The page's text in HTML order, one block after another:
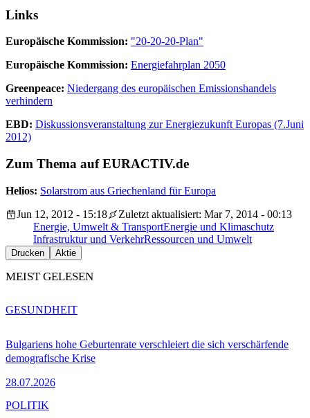
Links
Europäische Kommission: "20-20-20-Plan"
Europäische Kommission: Energiefahrplan 2050
Greenpeace: Niedergang des europäischen Emissionshandels
verhindern
EBD: Diskussionsveranstaltung zur Energiezukunft Europas (7.Juni
2012)
Zum Thema auf EURACTIV.de
Helios: Solarstrom aus Griechenland für Europa
Jun 12, 2012 - 15:18
Zuletzt aktualisiert: Mar 7, 2014 - 00:13
Energie, Umwelt & TransportEnergie und Klimaschutz
Infrastruktur und VerkehrRessourcen und Umwelt
Drucken Aktie
MEIST GELESEN
Bulgariens hohe Geburtenrate verschleiert die sich verschärfende
demografische Krise
28.07.2026
GESUNDHEIT
POLITIK